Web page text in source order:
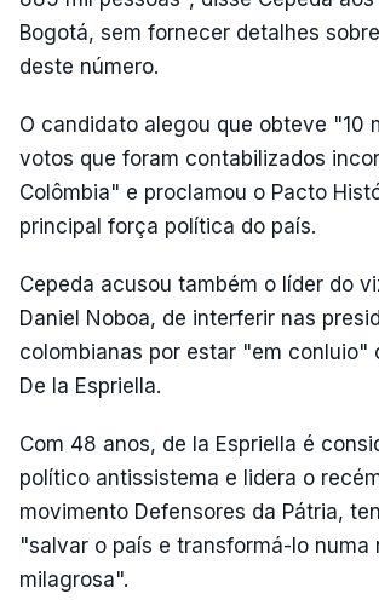
Bogotá, sem fornecer detalhes
deste número.
O candidato alegou que obteve "10
votos que foram contabilizados
Colômbia" e proclamou o Pacto
principal força política do país.
Cepeda acusou também o líder do
Daniel Noboa, de interferir nas
colombianas por estar "em conluio"
De la Espriella.
Com 48 anos, de la Espriella é
político antissistema e lidera o
movimento Defensores da Pátria,
"salvar o país e transformá-lo numa
milagrosa".